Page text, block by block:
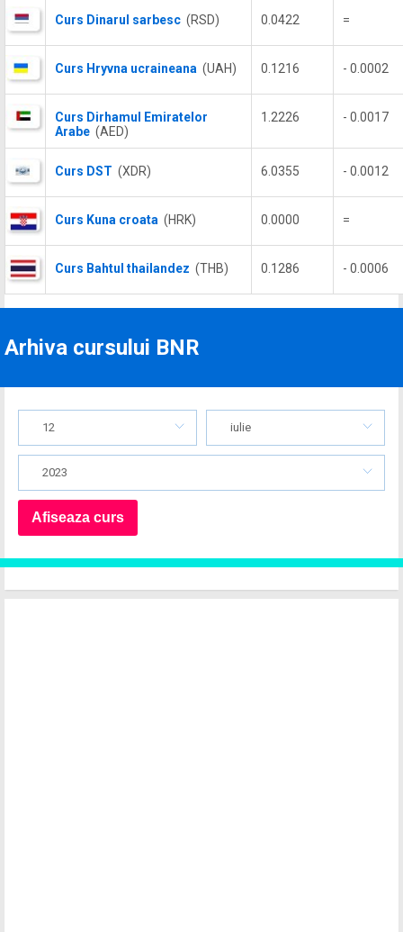
Curs Dinarul sarbesc (RSD) 0.0422 =
Curs Hryvna ucraineana (UAH) 0.1216 - 0.0002
Curs Dirhamul Emiratelor
Arabe (AED)
1.2226 - 0.0017
Curs DST (XDR) 6.0355 - 0.0012
Curs Kuna croata (HRK) 0.0000 =
Curs Bahtul thailandez (THB) 0.1286 - 0.0006
Arhiva cursului BNR
12 iulie
2023